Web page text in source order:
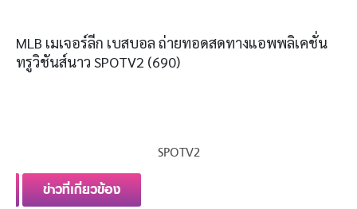
MLB เมเจอร์ลีก เบสบอล ถ่ายทอดสดทางแอพพลิเคชั่น
ทรูวิชันส์นาว SPOTV2 (690)
SPOTV2
ข่าวที่เกี่ยวข้อง